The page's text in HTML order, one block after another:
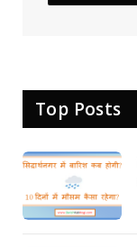
Top Posts